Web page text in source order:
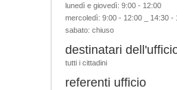
lunedì e giovedì: 9:00 - 12:00
mercoledì: 9:00 - 12:00 _ 14:30 -
sabato: chiuso
destinatari
tutti i cittadini
referenti ufficio